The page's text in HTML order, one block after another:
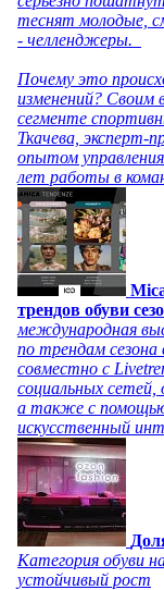
теснят молодые,
- челленджеры.
Почему это
изменений? Своим
сегменте
Ткачева, эксперт-
опытом
лет работы в
трендов обуви
международная
по трендам
совместно с
социальных сетей,
а также с
искусственный
Категория обуви
устойчивый рост